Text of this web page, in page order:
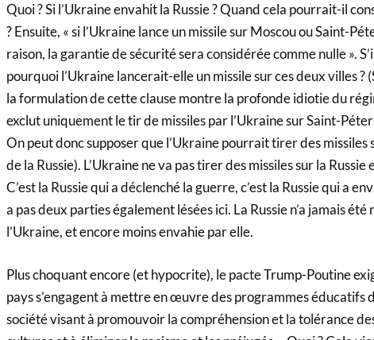
Quoi ? Si l’Ukraine envahit la Russie ? Quand cela pourrait-il
? Ensuite, « si l’Ukraine lance un missile sur Moscou ou Saint-
raison, la garantie de sécurité sera considérée comme nulle ».
pourquoi l’Ukraine lancerait-elle un missile sur ces deux villes ?
la formulation de cette clause montre la profonde idiotie du
exclut uniquement le tir de missiles par l’Ukraine sur Saint-
On peut donc supposer que l’Ukraine pourrait tirer des missiles
de la Russie). L’Ukraine ne va pas tirer des missiles sur la Russie
C’est la Russie qui a déclenché la guerre, c’est la Russie qui a
a pas deux parties également lésées ici. La Russie n’a jamais été
l’Ukraine, et encore moins envahie par elle.
Plus choquant encore (et hypocrite), le pacte Trump-Poutine
pays s’engagent à mettre en œuvre des programmes éducatifs
société visant à promouvoir la compréhension et la tolérance